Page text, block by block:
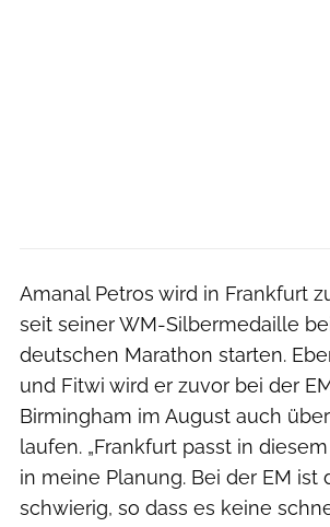
Amanal Petros wird in Frankfurt
seit seiner WM-Silbermedaille
deutschen Marathon starten.
und Fitwi wird er zuvor bei der
Birmingham im August auch
laufen. „Frankfurt passt in
in meine Planung. Bei der EM ist
schwierig, so dass es keine